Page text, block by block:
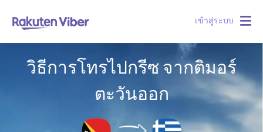
เข้าสู่ระบบ
วิธีการโทรไปกรีซ จากติมอร์
ตะวันออก